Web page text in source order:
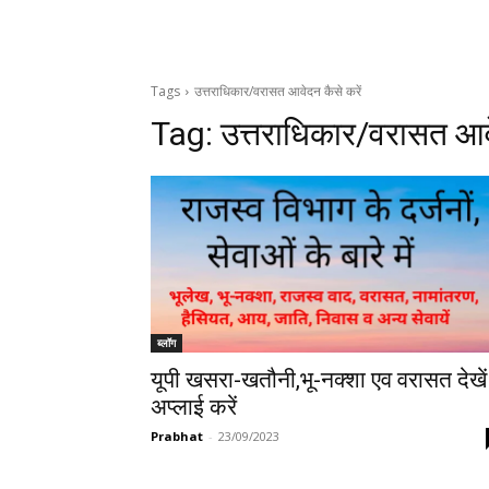
Tags उत्तराधिकार/वरासत आवेदन कैसे करें
Tag:उत्तराधिकार/वरासत
ब्लॉग
यूपी खसरा-खतौनी,भू-नक्शा एव वरासत
अप्लाई करें
Prabhat - 23/09/2023